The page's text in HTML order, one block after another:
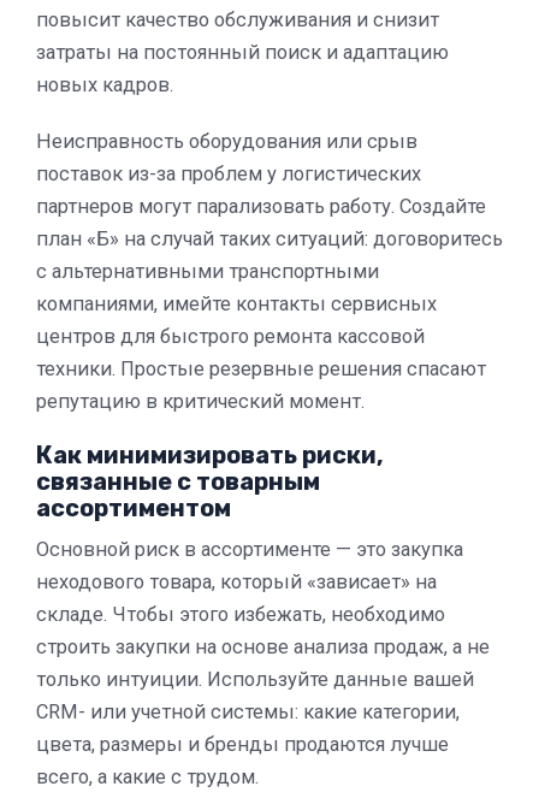
повысит качество обслуживания и снизит
затраты на постоянный поиск и адаптацию
новых кадров.
Неисправность оборудования или срыв
поставок из-за проблем у логистических
партнеров могут парализовать работу. Создайте
план «Б» на случай таких ситуаций: договоритесь
с альтернативными транспортными
компаниями, имейте контакты сервисных
центров для быстрого ремонта кассовой
техники. Простые резервные решения спасают
репутацию в критический момент.
Как минимизировать риски,
связанные с товарным
ассортиментом
Основной риск в ассортименте — это закупка
неходового товара, который «зависает» на
складе. Чтобы этого избежать, необходимо
строить закупки на основе анализа продаж, а не
только интуиции. Используйте данные вашей
CRM- или учетной системы: какие категории,
цвета, размеры и бренды продаются лучше
всего, а какие с трудом.